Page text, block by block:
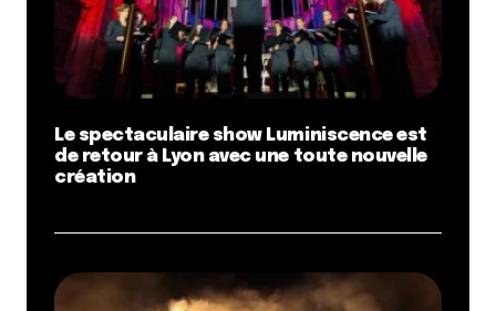
Le spectaculaire show Luminiscence est
de retour à Lyon avec une toute nouvelle
création